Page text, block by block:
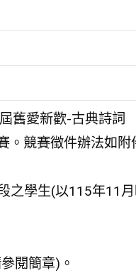
舊愛新歡-古典詩詞
。競賽徵件辦法如附
學生(以115年11月
閱簡章)。